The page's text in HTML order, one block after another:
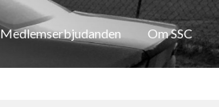
Medlemserbjudanden Om SSC